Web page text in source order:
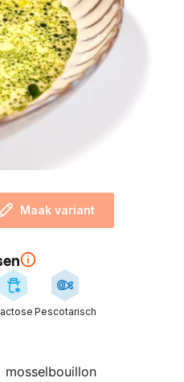
Maak variant
Pescotarisch
mosselbouillon